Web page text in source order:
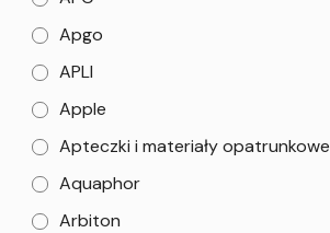
Apgo
APLI
Apple
Apteczki i materiały opatrunkowe
Aquaphor
Arbiton